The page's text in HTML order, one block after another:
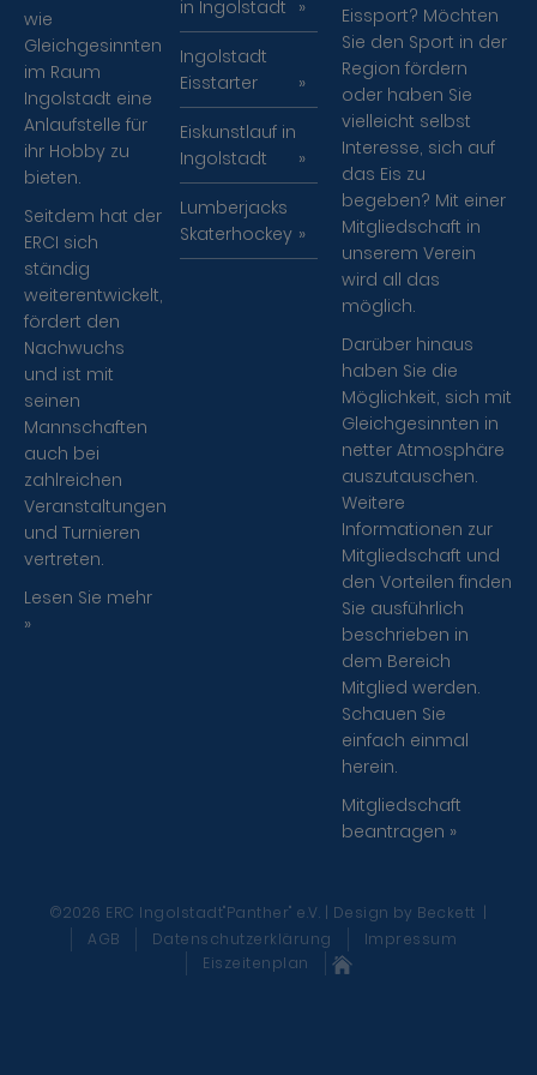
wie
Gleichgesinnten
im Raum
Ingolstadt eine
Anlaufstelle für
ihr Hobby zu
bieten.
Seitdem hat der
ERCI sich
ständig
weiterentwickelt,
fördert den
Nachwuchs
und ist mit
seinen
Mannschaften
auch bei
zahlreichen
Veranstaltungen
und Turnieren
vertreten.
Lesen Sie mehr
»
in Ingolstadt
Ingolstadt
Eisstarter
Eiskunstlauf in
Ingolstadt
Lumberjacks
Skaterhockey
Eissport? Möchten
Sie den Sport in der
Region fördern
oder haben Sie
vielleicht selbst
Interesse, sich auf
das Eis zu
begeben? Mit einer
Mitgliedschaft in
unserem Verein
wird all das
möglich.
Darüber hinaus
haben Sie die
Möglichkeit, sich mit
Gleichgesinnten in
netter Atmosphäre
auszutauschen.
Weitere
Informationen zur
Mitgliedschaft und
den Vorteilen finden
Sie ausführlich
beschrieben in
dem Bereich
Mitglied werden.
Schauen Sie
einfach einmal
herein.
Mitgliedschaft
beantragen »
©2026 ERC Ingolstadt"Panther" e.V. | Design by Beckett |
AGB
Datenschutzerklärung
Impressum
Eiszeitenplan